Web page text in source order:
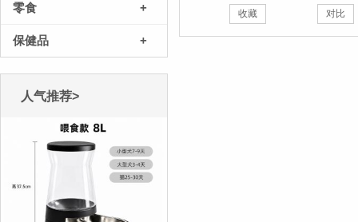
零食 +
保健品 +
人气推荐>
收藏 对比